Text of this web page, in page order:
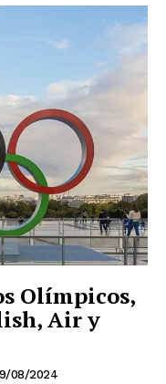
Olímpicos,
Air y
08/2024